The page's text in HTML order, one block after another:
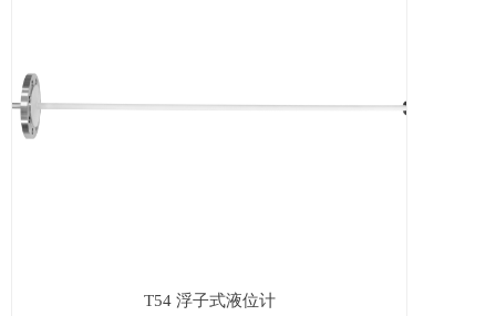
T54 浮子式液位计